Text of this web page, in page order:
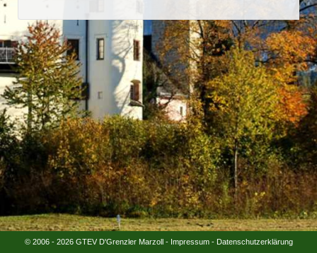
© 2006 - 2026 GTEV D'Grenzler Marzoll - Impressum- Datenschutzerklärung